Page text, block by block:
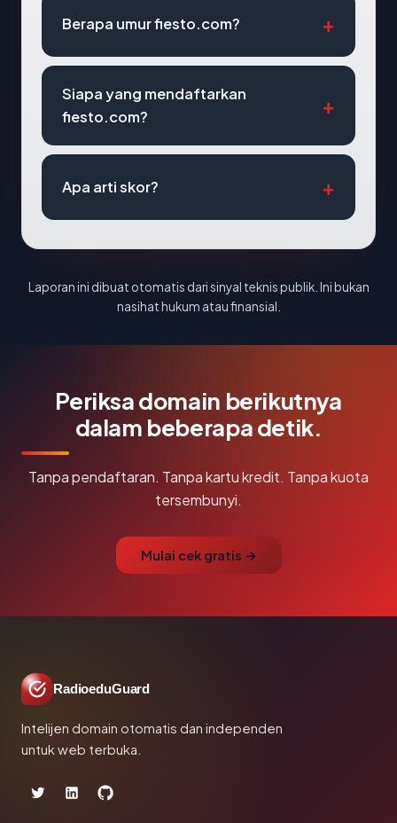
Berapa umur fiesto.com?
Siapa yang mendaftarkan
fiesto.com?
Apa arti skor?
Laporan ini dibuat otomatis dari sinyal teknis publik. Ini bukan
nasihat hukum atau finansial.
Periksa domain berikutnya
dalam beberapa detik.
Tanpa pendaftaran. Tanpa kartu kredit. Tanpa kuota
tersembunyi.
Mulai cek gratis →
RadioeduGuard
Intelijen domain otomatis dan independen
untuk web terbuka.